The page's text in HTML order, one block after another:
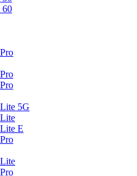
60
5G
E